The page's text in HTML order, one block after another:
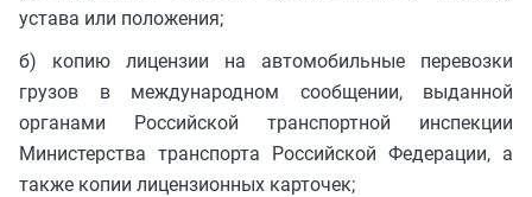
устава или положения;
б) копию лицензии на автомобильные перевозки
грузов в международном сообщении, выданной
органами Российской транспортной инспекции
Министерства транспорта Российской Федерации, а
также копии лицензионных карточек;